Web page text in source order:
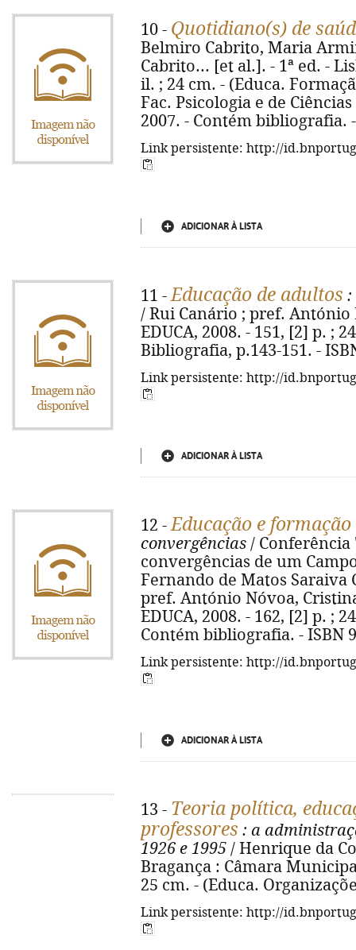
10 - Quotidiano(s) de
Belmiro Cabrito, Maria
Cabrito... [et al.]. - 1ª ed. -
il. ; 24 cm. - (Educa.
Fac. Psicologia e de
2007. - Contém bibliografia.
Link persistente: http://
ADICIONAR À LISTA
11 -Educação de adultos :
/ Rui Canário ; pref. António
EDUCA, 2008. - 151, [2] p. ;
Bibliografia, p.143-151. -
Link persistente: http://
ADICIONAR À LISTA
12 -Educação e
convergências / Conferência
convergências de um
Fernando de Matos Saraiva
pref. António Nóvoa,
EDUCA, 2008. - 162, [2] p. ;
Contém bibliografia. - ISBN
Link persistente: http://
ADICIONAR À LISTA
13 - Teoria política,
professores : a
1926 e 1995 / Henrique da
Bragança : Câmara
25 cm. - (Educa.
Link persistente: http://